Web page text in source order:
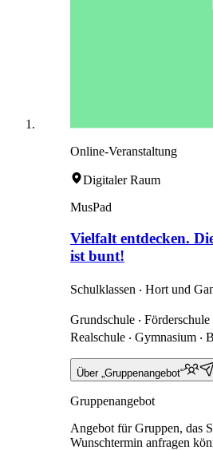
Online-Veranstaltung
Digitaler Raum
MusPad
Vielfalt entdecken.
ist bunt!
Schulklassen ‧ Hort und
Grundschule ‧ Förderschule
Realschule ‧ Gymnasium ‧
Über „Gruppenangebot“
Gruppenangebot
Angebot für Gruppen, das
Wunschtermin anfragen